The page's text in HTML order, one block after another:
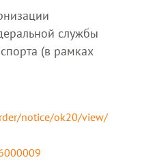
службы
(в рамках
notice/ok20/view/